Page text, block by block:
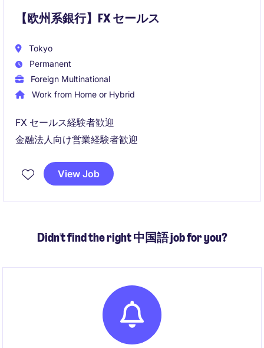
【欧州系銀行】FX セールス
Tokyo
Permanent
Foreign Multinational
Work from Home or Hybrid
FX セールス経験者歓迎
金融法人向け営業経験者歓迎
View Job
Didn't find the right 中国語 job for you?